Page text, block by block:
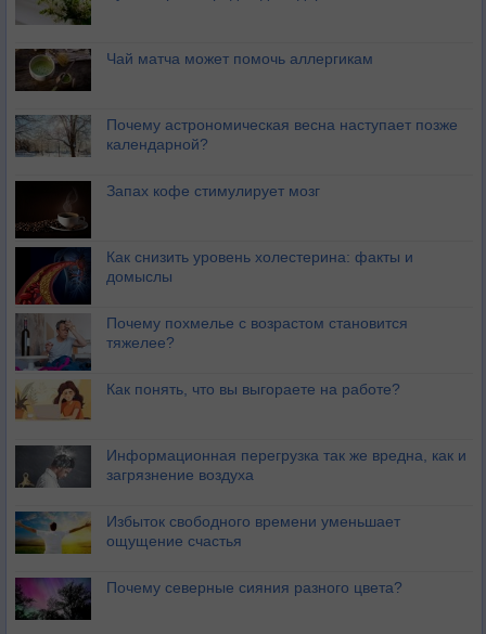
Чай матча может помочь аллергикам
Почему астрономическая весна наступает позже
календарной?
Запах кофе стимулирует мозг
Как снизить уровень холестерина: факты и
домыслы
Почему похмелье с возрастом становится
тяжелее?
Как понять, что вы выгораете на работе?
Информационная перегрузка так же вредна, как и
загрязнение воздуха
Избыток свободного времени уменьшает
ощущение счастья
Почему северные сияния разного цвета?